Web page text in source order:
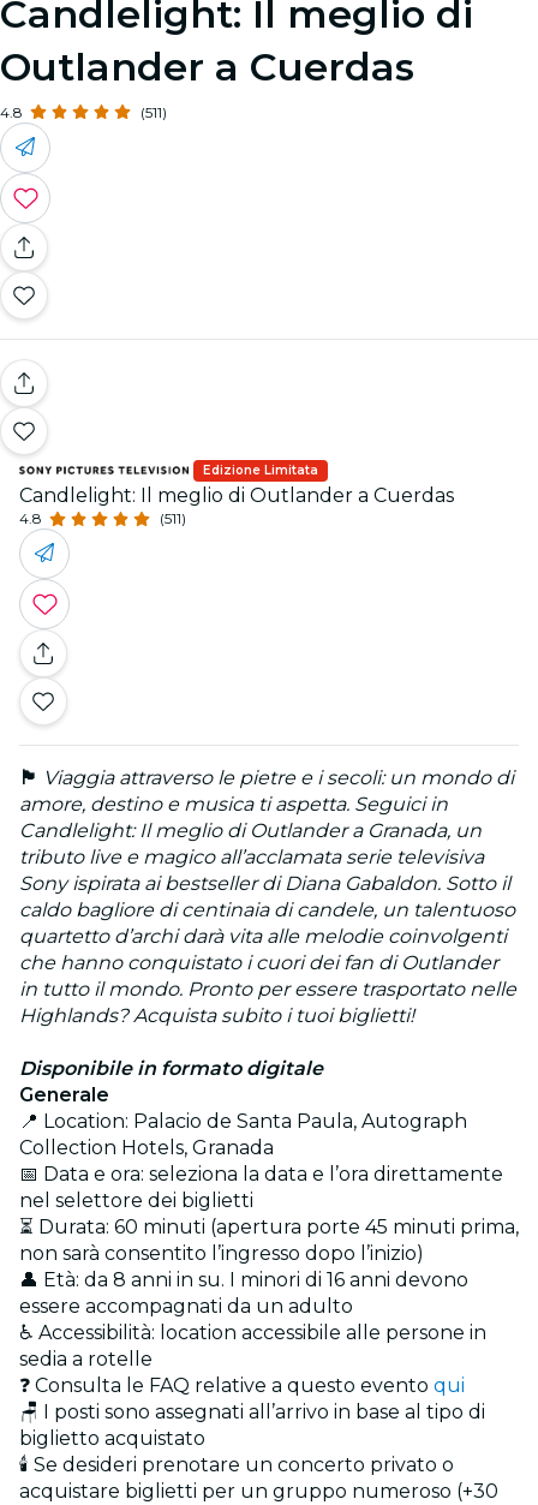
Candlelight: Il meglio di
Outlander a Cuerdas
4.8 (511)
Edizione Limitata
Candlelight: Il meglio di Outlander a Cuerdas
4.8 (511)
🏴 Viaggia attraverso le pietre e i secoli: un mondo di
amore, destino e musica ti aspetta. Seguici in
Candlelight: Il meglio di Outlander a Granada, un
tributo live e magico all’acclamata serie televisiva
Sony ispirata ai bestseller di Diana Gabaldon. Sotto il
caldo bagliore di centinaia di candele, un talentuoso
quartetto d’archi darà vita alle melodie coinvolgenti
che hanno conquistato i cuori dei fan di Outlander
in tutto il mondo. Pronto per essere trasportato nelle
Highlands? Acquista subito i tuoi biglietti!
Disponibile in formato digitale
Generale
📍 Location: Palacio de Santa Paula, Autograph
Collection Hotels, Granada
📅 Data e ora: seleziona la data e l’ora direttamente
nel selettore dei biglietti
⏳ Durata: 60 minuti (apertura porte 45 minuti prima,
non sarà consentito l’ingresso dopo l’inizio)
👤 Età: da 8 anni in su. I minori di 16 anni devono
essere accompagnati da un adulto
♿ Accessibilità: location accessibile alle persone in
sedia a rotelle
❓ Consulta le FAQ relative a questo evento qui
🪑 I posti sono assegnati all’arrivo in base al tipo di
biglietto acquistato
🕯️ Se desideri prenotare un concerto privato o
acquistare biglietti per un gruppo numeroso (+30